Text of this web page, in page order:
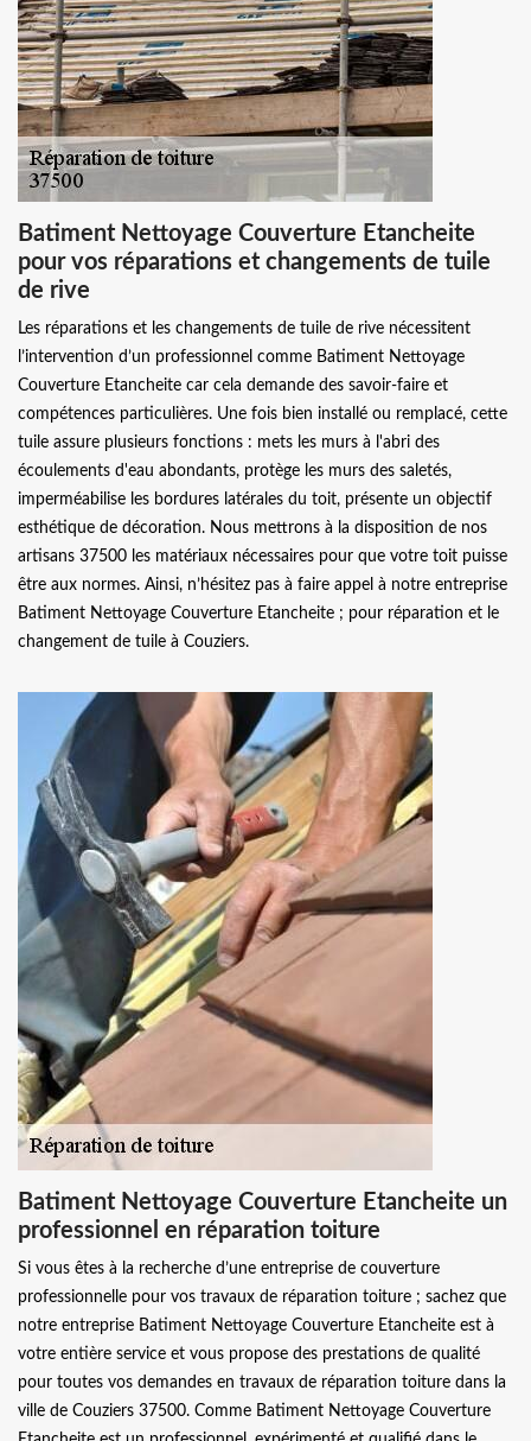
Batiment Nettoyage Couverture Etancheite
pour vos réparations et changements de tuile
de rive
Les réparations et les changements de tuile de rive nécessitent
l’intervention d’un professionnel comme Batiment Nettoyage
Couverture Etancheite car cela demande des savoir-faire et
compétences particulières. Une fois bien installé ou remplacé, cette
tuile assure plusieurs fonctions : mets les murs à l'abri des
écoulements d'eau abondants, protège les murs des saletés,
imperméabilise les bordures latérales du toit, présente un objectif
esthétique de décoration. Nous mettrons à la disposition de nos
artisans 37500 les matériaux nécessaires pour que votre toit puisse
être aux normes. Ainsi, n’hésitez pas à faire appel à notre entreprise
Batiment Nettoyage Couverture Etancheite ; pour réparation et le
changement de tuile à Couziers.
Batiment Nettoyage Couverture Etancheite un
professionnel en réparation toiture
Si vous êtes à la recherche d’une entreprise de couverture
professionnelle pour vos travaux de réparation toiture ; sachez que
notre entreprise Batiment Nettoyage Couverture Etancheite est à
votre entière service et vous propose des prestations de qualité
pour toutes vos demandes en travaux de réparation toiture dans la
ville de Couziers 37500. Comme Batiment Nettoyage Couverture